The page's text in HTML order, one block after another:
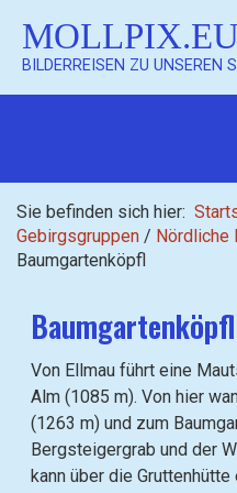
MOLLPIX.EU
BILDERREISEN ZU UNSEREN
Sie befinden sich hier:
Gebirgsgruppen / Nördliche
Baumgartenköpfl
Von Ellmau führt eine
Alm (1085 m). Von hier
(1263 m) und zum
Bergsteigergrab und der
kann über die Gruttenhütte